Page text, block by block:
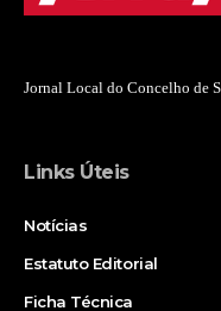
Jornal Local do Concelho de
Links Úteis
Notícias
Estatuto Editorial
Ficha Técnica